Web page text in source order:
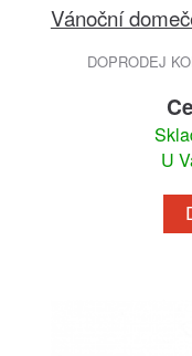
Vánoční
DOPRODEJ
U